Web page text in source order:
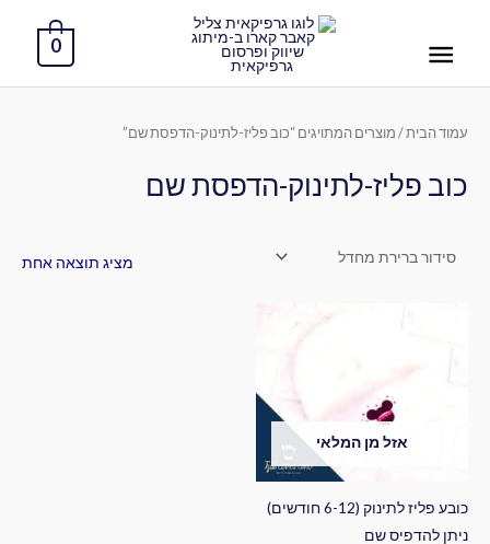
ראשי
0
עמוד הבית/ מוצרים המתויגים “כוב פליז-לתינוק-הדפסת שם”
כוב פליז-לתינוק-הדפסת שם
מציג תוצאה אחת
אזל מן המלאי
כובע פליז לתינוק (6-12 חודשים)
ניתן להדפיס שם